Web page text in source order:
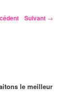
Suivant →
le meilleur